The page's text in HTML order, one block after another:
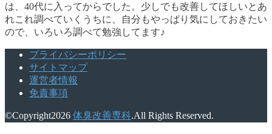
は、40代に入ってからでした。少しでも改善してほしいとあ
れこれ調べていくうちに、自分もやっぱり気にしておきたい
ので、いろいろ調べて勉強してます♪
プライバシーポリシー
サイトマップ
運営者情報
免責事項
©Copyright2026 体臭改善専科.All Rights Reserved.